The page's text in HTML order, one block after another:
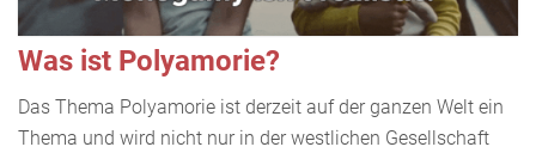
Was ist Polyamorie?
Das Thema Polyamorie ist derzeit auf der ganzen Welt ein
Thema und wird nicht nur in der westlichen Gesellschaft